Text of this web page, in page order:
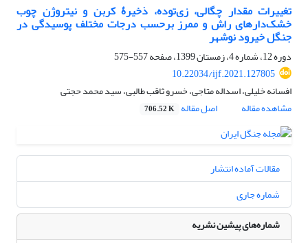
تغییرات مقدار چگالی، زی‌توده، ذخیرۀ کربن و نیتروژن چوب
خشک‌دارهای راش و ممرز برحسب درجات مختلف پوسیدگی در
جنگل خیرود نوشهر
دوره 12، شماره 4، زمستان 1399، صفحه
557-575
10.22034/ijf.2021.127805
افسانه خلیلی، اسداله متاجی، خسرو ثاقب طالبی، سید محمد حجتی
مشاهده مقاله
اصل مقاله 706.52 K
مقالات آماده انتشار
شماره جاری
شماره‌های پیشین نشریه